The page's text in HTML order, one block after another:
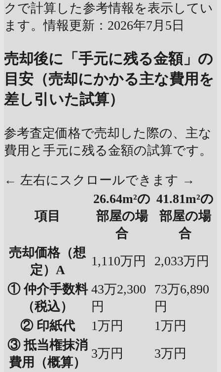
クで計算した参考情報を表示してい
ます。情報更新：2026年7月5日
売却後に「手元に残る金額」の
目安（売却にかかる主な費用を
差し引いた試算）
参考査定価格で売却した際の、主な
費用と手元に残る金額の試算です。
← 左右にスクロールできます →
項目
26.64m²の
部屋の場
合
41.81m²の
部屋の場
合
売却価格（想
定）A
1,110万円
2,033万円
① 仲介手数料
（税込）
43万2,300
円
73万6,890
円
② 印紙代
1万円
1万円
③ 抵当権抹消
費用（概算）
3万円
3万円